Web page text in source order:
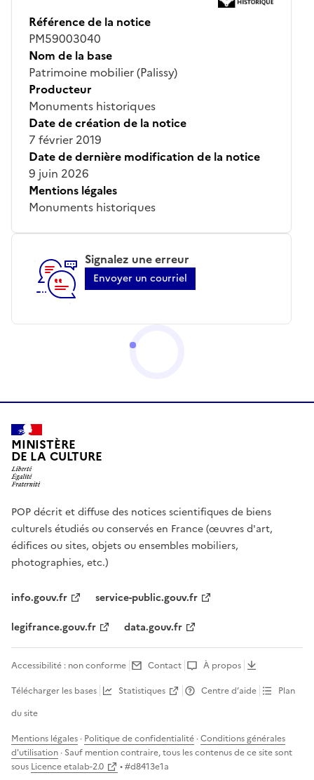
Référence de la notice
PM59003040
Nom de la base
Patrimoine mobilier (Palissy)
Producteur
Monuments historiques
Date de création de la notice
7 février 2019
Date de dernière modification de la notice
9 juin 2026
Mentions légales
Monuments historiques
Signalez une erreur
Envoyer un courriel
MINISTÈRE
DE LA CULTURE
POP décrit et diffuse des notices scientifiques de biens
culturels étudiés ou conservés en France (œuvres d'art,
édifices ou sites, objets ou ensembles mobiliers,
photographies, etc.)
info.gouv.fr
service-public.gouv.fr
legifrance.gouv.fr
data.gouv.fr
Accessibilité : non conforme Contact
À propos
Télécharger les bases
Statistiques Centre d’aide
Plan
du site
Mentions légales · Politique de confidentialité ·Conditions générales
d'utilisation · Sauf mention contraire, tous les contenus de ce site sont
sous Licence etalab-2.0 • #d8413e1a